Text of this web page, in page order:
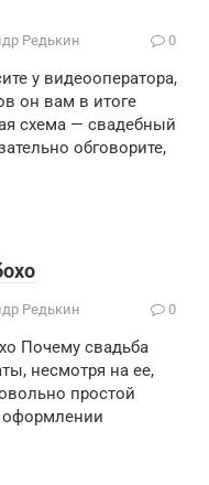
Редькин 0
у видеооператора,
он вам в итоге
схема — свадебный
обговорите,
Редькин 0
Почему свадьба
несмотря на ее,
простой
оформлении